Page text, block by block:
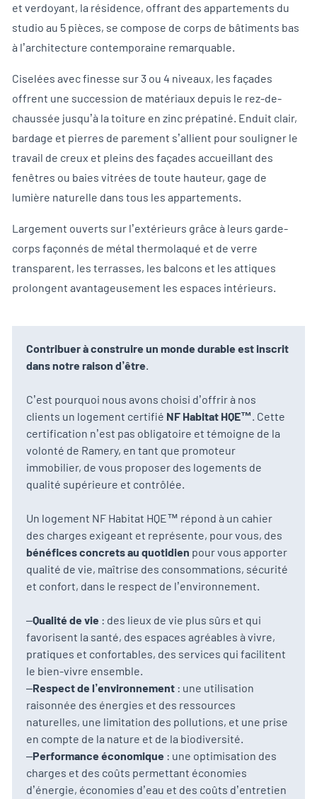
et verdoyant, la résidence, offrant des appartements du
studio au 5 pièces, se compose de corps de bâtiments bas
à l’architecture contemporaine remarquable.
Ciselées avec finesse sur 3 ou 4 niveaux, les façades
offrent une succession de matériaux depuis le rez-de-
chaussée jusqu’à la toiture en zinc prépatiné. Enduit clair,
bardage et pierres de parement s’allient pour souligner le
travail de creux et pleins des façades accueillant des
fenêtres ou baies vitrées de toute hauteur, gage de
lumière naturelle dans tous les appartements.
Largement ouverts sur l’extérieurs grâce à leurs garde-
corps façonnés de métal thermolaqué et de verre
transparent, les terrasses, les balcons et les attiques
prolongent avantageusement les espaces intérieurs.
Contribuer à construire un monde durable est inscrit
dans notre raison d’être.
C’est pourquoi nous avons choisi d’offrir à nos
clients un logement certifié NF Habitat HQE™. Cette
certification n’est pas obligatoire et témoigne de la
volonté de Ramery, en tant que promoteur
immobilier, de vous proposer des logements de
qualité supérieure et contrôlée.
Un logement NF Habitat HQE™ répond à un cahier
des charges exigeant et représente, pour vous, des
bénéfices concrets au quotidien pour vous apporter
qualité de vie, maîtrise des consommations, sécurité
et confort, dans le respect de l’environnement.
–Qualité de vie : des lieux de vie plus sûrs et qui
favorisent la santé, des espaces agréables à vivre,
pratiques et confortables, des services qui facilitent
le bien-vivre ensemble.
–Respect de l’environnement : une utilisation
raisonnée des énergies et des ressources
naturelles, une limitation des pollutions, et une prise
en compte de la nature et de la biodiversité.
–Performance économique : une optimisation des
charges et des coûts permettant économies
d’énergie, économies d’eau et des coûts d’entretien